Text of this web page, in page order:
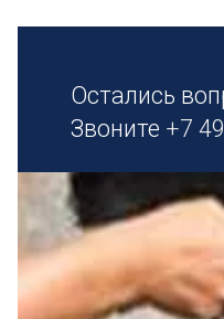
Остались
Звоните +7